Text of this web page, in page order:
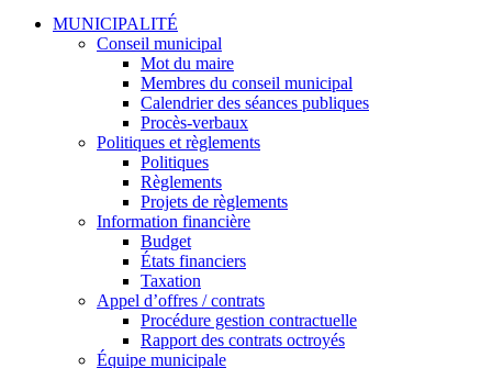
MUNICIPALITÉ
Conseil municipal
Mot du maire
Membres du conseil municipal
Calendrier des séances publiques
Procès-verbaux
Politiques et règlements
Politiques
Règlements
Projets de règlements
Information financière
Budget
États financiers
Taxation
Appel d’offres / contrats
Procédure gestion contractuelle
Rapport des contrats octroyés
Équipe municipale